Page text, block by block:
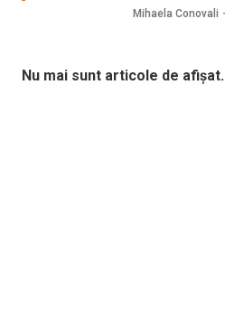
Mihaela Conovali
Nu mai sunt articole de afișat.